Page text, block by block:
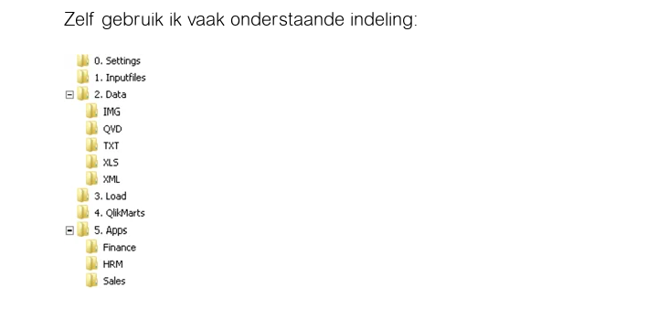
Zelf gebruik ik vaak onderstaande indeling: